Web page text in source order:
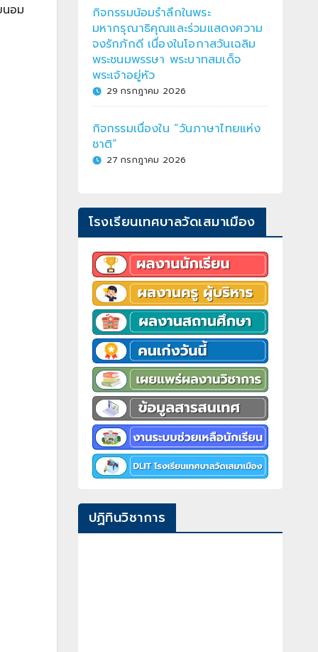
นอม
กิจกรรมน้อมรำลึกในพระ
มหากรุณาธิคุณและร่วมแสดงความ
จงรักภักดี เนื่องในโอกาสวันเฉลิม
พระชนมพรรษา พระบาทสมเด็จ
พระเจ้าอยู่หัว
29 กรกฎาคม 2026
กิจกรรมเนื่องใน “วันภาษาไทยแห่ง
ชาติ”
27 กรกฎาคม 2026
โรงเรียนเทศบาลวัดเสมาเมือง
ปฏิทินวิชาการ